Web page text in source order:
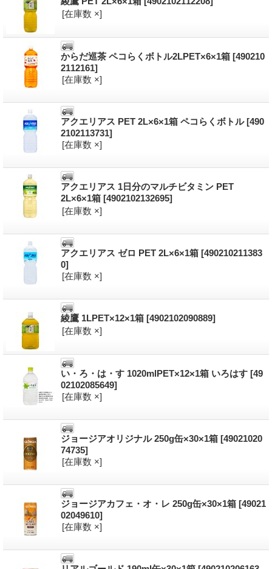
[在庫数 ×]
からだ巡茶 ペコらくボトル2LPET×6×1箱 [490210
2112161]
[在庫数 ×]
アクエリアス PET 2L×6×1箱 ペコらくボトル[490
2102113731]
[在庫数 ×]
アクエリアス 1日分のマルチビタミン PET
2L×6×1箱 [4902102132695]
[在庫数 ×]
アクエリアス ゼロ PET 2L×6×1箱 [490210211383
0]
[在庫数 ×]
綾鷹 1LPET×12×1箱 [4902102090889]
[在庫数 ×]
い・ろ・は・す 1020mlPET×12×1箱 いろはす [49
02102085649]
[在庫数 ×]
ジョージアオリジナル 250g缶×30×1箱 [49021020
74735]
[在庫数 ×]
ジョージアカフェ・オ・レ 250g缶×30×1箱 [49021
02049610]
[在庫数 ×]